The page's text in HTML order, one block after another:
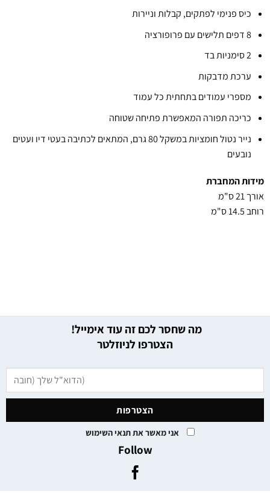
כיס פנימי לפתקים, קבלות וניירות
8 דפים תלישים עם פרופורציה
2 סימניות בד
ערכת מדבקות
מספרי עמודים בתחתית כל עמוד
כריכה תפורה המאפשרת פתיחה שטוחה
נייר נטול חומציות במשקל 80 גרם, המתאים לכתיבה בעטי דיו ועטים
נובעים
מידות המחברת
אורך 21 ס"מ
רוחב 14.5 ס"מ
מה שחסר לכם זה עוד אימייל!
הצטרפו לניוזלטר
אני מאשר את תנאי השימוש
Follow